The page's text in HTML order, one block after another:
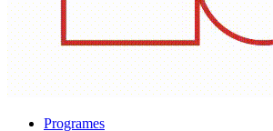
Programes